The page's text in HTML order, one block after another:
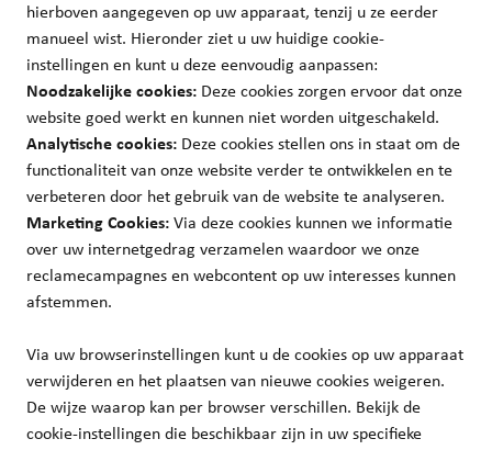
hierboven aangegeven op uw apparaat, tenzij u ze eerder
manueel wist. Hieronder ziet u uw huidige cookie-
instellingen en kunt u deze eenvoudig aanpassen:
Noodzakelijke cookies: Deze cookies zorgen ervoor dat onze
website goed werkt en kunnen niet worden uitgeschakeld.
Analytische cookies: Deze cookies stellen ons in staat om de
functionaliteit van onze website verder te ontwikkelen en te
verbeteren door het gebruik van de website te analyseren.
Marketing Cookies: Via deze cookies kunnen we informatie
over uw internetgedrag verzamelen waardoor we onze
reclamecampagnes en webcontent op uw interesses kunnen
afstemmen.
Via uw browserinstellingen kunt u de cookies op uw apparaat
verwijderen en het plaatsen van nieuwe cookies weigeren.
De wijze waarop kan per browser verschillen. Bekijk de
cookie-instellingen die beschikbaar zijn in uw specifieke